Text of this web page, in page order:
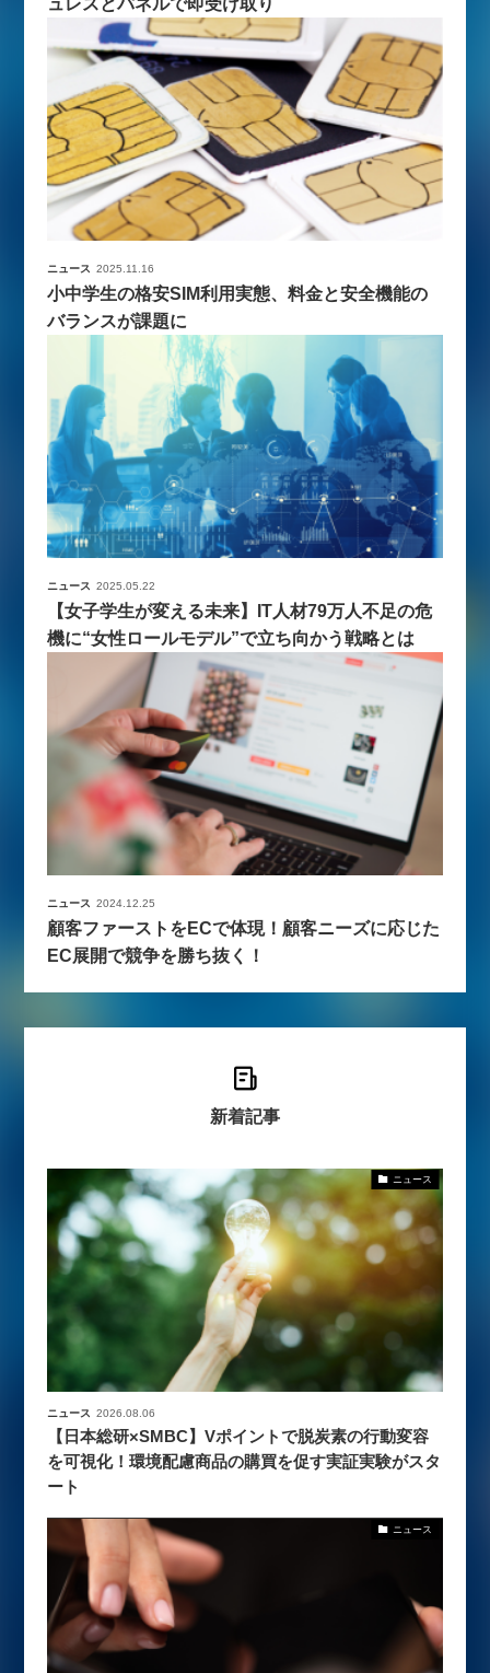
ニュース 2025.11.16
小中学生の格安SIM利用実態、料金と安全機能の
バランスが課題に
ニュース 2025.05.22
【女子学生が変える未来】IT人材79万人不足の危
機に“女性ロールモデル”で立ち向かう戦略とは
ニュース 2024.12.25
顧客ファーストをECで体現！顧客ニーズに応じた
EC展開で競争を勝ち抜く！
新着記事
ニュース
ニュース 2026.08.06
【日本総研×SMBC】Vポイントで脱炭素の行動変容
を可視化！環境配慮商品の購買を促す実証実験がスタ
ート
ニュース